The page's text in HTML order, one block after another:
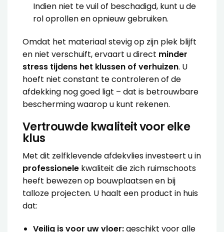
Indien niet te vuil of beschadigd, kunt u de
rol oprollen en opnieuw gebruiken.
Omdat het materiaal stevig op zijn plek blijft
en niet verschuift, ervaart u direct minder
stress tijdens het klussen of verhuizen. U
hoeft niet constant te controleren of de
afdekking nog goed ligt – dat is betrouwbare
bescherming waarop u kunt rekenen.
Vertrouwde kwaliteit voor elke
klus
Met dit zelfklevende afdekvlies investeert u in
professionele kwaliteit die zich ruimschoots
heeft bewezen op bouwplaatsen en bij
talloze projecten. U haalt een product in huis
dat:
Veilig is voor uw vloer:geschikt voor alle